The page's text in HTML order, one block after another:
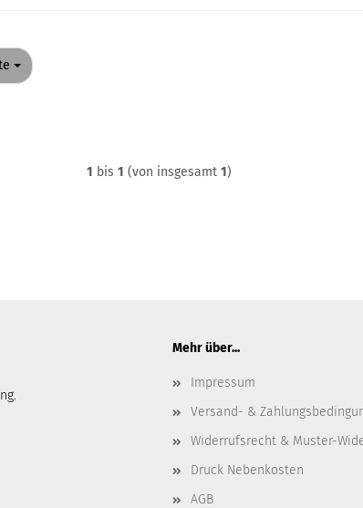
1 bis 1 (von insgesamt 1)
Mehr über...
Impressum
Versand- &
Widerrufsrecht & Muster-
Druck Nebenkosten
AGB